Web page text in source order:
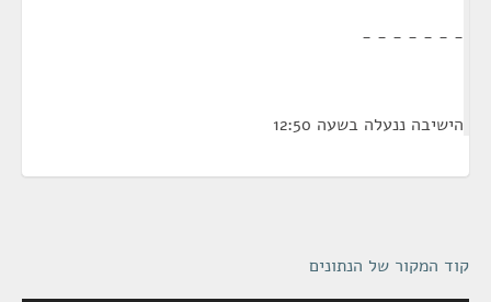
- - - - - - -
הישיבה ננעלה בשעה 12:50
קוד המקור של הנתונים